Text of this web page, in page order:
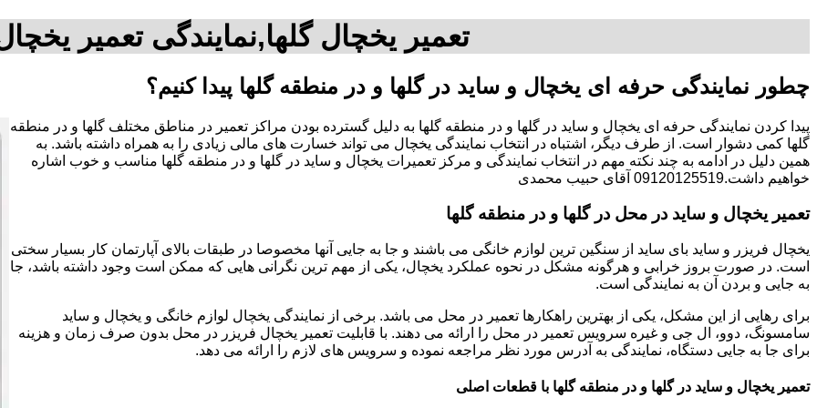
تعمیر یخچال گلها,نمایندگی تعمیر
چطور نمایندگی حرفه ای یخچال و ساید در گلها و در منطقه گلها پیدا کنیم؟
پیدا کردن نمایندگی حرفه ای یخچال و ساید در گلها و در منطقه گلها به دلیل گسترده بودن مراکز تعمیر در مناطق مختلف گلها و در منطقه
گلها کمی دشوار است. از طرف دیگر، اشتباه در انتخاب نمایندگی یخچال می تواند خسارت های مالی زیادی را به همراه داشته باشد. به
همین دلیل در ادامه به چند نکته مهم در انتخاب نمایندگی و مرکز تعمیرات یخچال و ساید در گلها و در منطقه گلها مناسب و خوب اشاره
خواهیم داشت.09120125519 آقای حبیب محمدی
تعمیر یخچال و ساید در محل در گلها و در منطقه گلها
یخچال فریزر و ساید بای ساید از سنگین ترین لوازم خانگی می باشند و جا به جایی آنها مخصوصا در طبقات بالای آپارتمان کار بسیار سختی
است. در صورت بروز خرابی و هرگونه مشکل در نحوه عملکرد یخچال، یکی از مهم ترین نگرانی هایی که ممکن است وجود داشته باشد، جا
به جایی و بردن آن به نمایندگی است.
برای رهایی از این مشکل، یکی از بهترین راهکارها تعمیر در محل می باشد. برخی از نمایندگی یخچال لوازم خانگی و یخچال و ساید
سامسونگ، دوو، ال جی و غیره سرویس تعمیر در محل را ارائه می دهند. با قابلیت تعمیر یخچال فریزر در محل بدون صرف زمان و هزینه
برای جا به جایی دستگاه، نمایندگی به آدرس مورد نظر مراجعه نموده و سرویس های لازم را ارائه می دهد.
تعمیر یخچال و ساید در گلها و در منطقه گلها با قطعات اصلی